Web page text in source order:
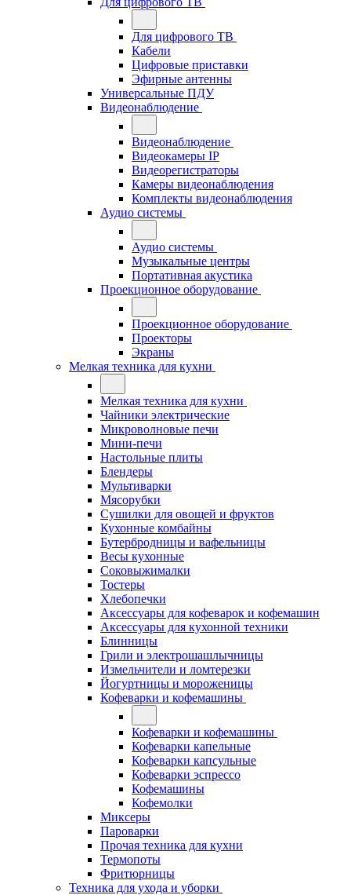
Для цифрового ТВ
Кабели
Цифровые приставки
Эфирные антенны
Универсальные ПДУ
Видеонаблюдение
Видеонаблюдение
Видеокамеры IP
Видеорегистраторы
Камеры видеонаблюдения
Комплекты видеонаблюдения
Аудио системы
Аудио системы
Музыкальные центры
Портативная акустика
Проекционное оборудование
Проекционное оборудование
Проекторы
Экраны
Мелкая техника для кухни
Мелкая техника для кухни
Чайники электрические
Микроволновые печи
Мини-печи
Настольные плиты
Блендеры
Мультиварки
Мясорубки
Сушилки для овощей и фруктов
Кухонные комбайны
Бутербродницы и вафельницы
Весы кухонные
Соковыжималки
Тостеры
Хлебопечки
Аксессуары для кофеварок и кофемашин
Аксессуары для кухонной техники
Блинницы
Грили и электрошашлычницы
Измельчители и ломтерезки
Йогуртницы и мороженицы
Кофеварки и кофемашины
Кофеварки и кофемашины
Кофеварки капельные
Кофеварки капсульные
Кофеварки эспрессо
Кофемашины
Кофемолки
Миксеры
Пароварки
Прочая техника для кухни
Термопоты
Фритюрницы
Техника для ухода и уборки